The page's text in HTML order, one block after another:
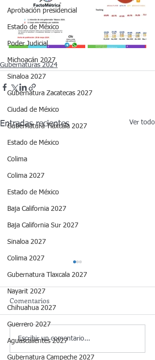
Aprobación presidencial
Estado de México
Poder Judicial
Michoacán 2027
Sinaloa 2027
Gubernatura Zacatecas 2027
Ciudad de México
Gubernatura Tlaxcala 2027
Estado de México
Colima
Colima 2027
Estado de México
Baja California 2027
Baja California Sur 2027
Sinaloa 2027
Colima 2027
Gubernatura Tlaxcala 2027
Nayarit 2027
Chihuahua 2027
Guerrero 2027
Aguascalientes 2027
Gubernatura Campeche 2027
Gubernaturas 2024
Entradas recientes Ver todo
Gubernatura de Veracruz
2024, al 29 de mayo.
Comentarios
Escribir un comentario...